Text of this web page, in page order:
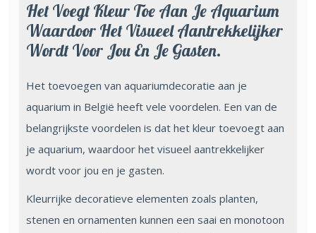
Het Voegt Kleur Toe Aan Je Aquarium
Waardoor Het Visueel Aantrekkelijker
Wordt Voor Jou En Je Gasten.
Het toevoegen van aquariumdecoratie aan je
aquarium in België heeft vele voordelen. Een van de
belangrijkste voordelen is dat het kleur toevoegt aan
je aquarium, waardoor het visueel aantrekkelijker
wordt voor jou en je gasten.
Kleurrijke decoratieve elementen zoals planten,
stenen en ornamenten kunnen een saai en monotoon